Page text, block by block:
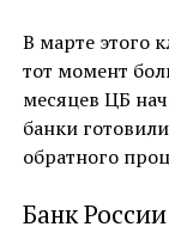
В марте этого
тот момент
месяцев ЦБ
банки
обратного
Банк